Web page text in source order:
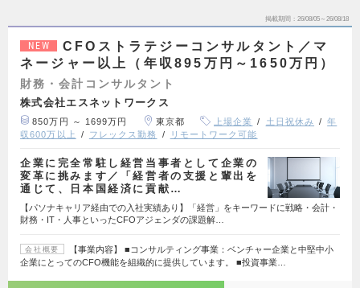
掲載期間 26/08/05～26/08/18
NEW
CFOストラテジーコンサルタント／マ
ネージャー以上（年収895万円～1650万円）
財務・会計コンサルタント
株式会社エスネットワークス
850万円 ～ 1699万円 東京都 上場企業 土日祝休み
年
収600万以上
フレックス勤務 リモートワーク可能
企業に完全常駐し経営当事者として企業の
変革に挑みます／「経営者の支援と輩出を
通じて、日本国経済に貢献…
【パソナキャリア経由での入社実績あり】「経営」をキーワードに戦略・会計・
財務・IT・人事といったCFOアジェンダの課題解…
会社概要
【事業内容】 ■コンサルティング事業：ベンチャー企業と中堅中小
企業にとってのCFO機能を組織的に提供しています。 ■投資事業…